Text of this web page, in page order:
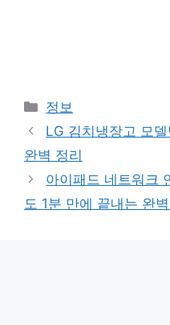
Categories
정보
LG 김치냉장고 모
완벽 정리
아이패드 네트워크
도 1분 만에 끝내는 완